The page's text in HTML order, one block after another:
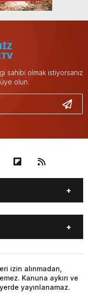
sahibi olmak istiyorsanız
olun.
ÖZEL
izin alınmadan,
Kanuna aykırı ve
yayınlanamaz.